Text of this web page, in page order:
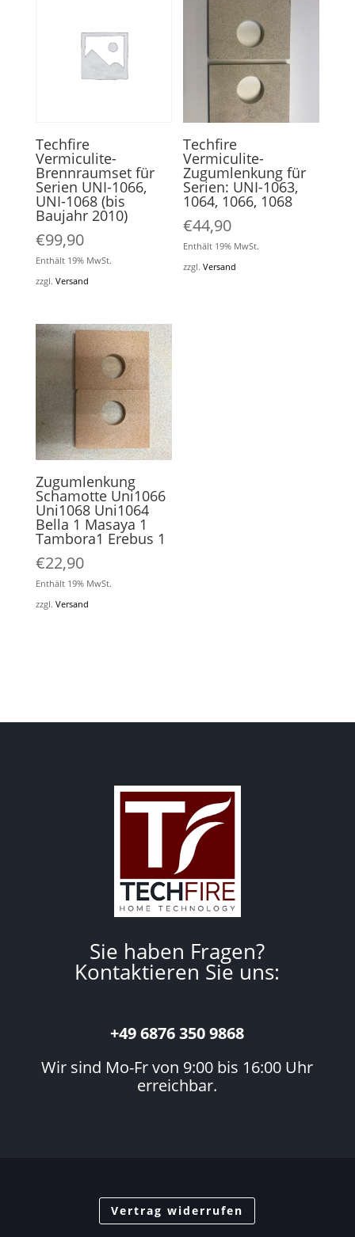
Techfire
Vermiculite-
Brennraumset für
Serien UNI-1066,
UNI-1068 (bis
Baujahr 2010)
€99,90
Enthält 19% MwSt.
zzgl. Versand
Techfire
Vermiculite-
Zugumlenkung für
Serien: UNI-1063,
1064, 1066, 1068
€44,90
Enthält 19% MwSt.
zzgl.Versand
Zugumlenkung
Schamotte Uni1066
Uni1068 Uni1064
Bella 1 Masaya 1
Tambora1 Erebus 1
€22,90
Enthält 19% MwSt.
zzgl. Versand
Sie haben Fragen?
Kontaktieren Sie uns:
+49 6876 350 9868
Wir sind Mo-Fr von 9:00 bis 16:00 Uhr
erreichbar.
Vertrag widerrufen